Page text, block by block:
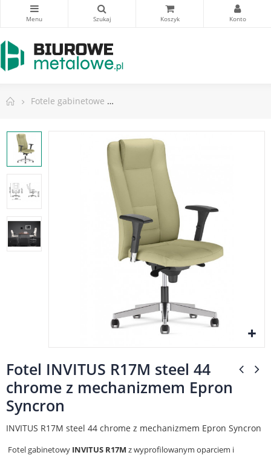
Fotele gabinetowe
Fotel INVITUS R17M steel 44
chrome z mechanizmem Epron
Syncron
INVITUS R17M steel 44 chrome z mechanizmem Epron Syncron
Fotel gabinetowy INVITUS R17M z wyprofilowanym oparciem i